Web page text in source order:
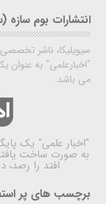
انتشارات بوم سازه
سیویلیکا، ناشر
"اخبارعلمی" به عنوان
می باشد.
"اخبار علمی" یک
به صورت ساخت
افتد را رصد،
برچسب های پر